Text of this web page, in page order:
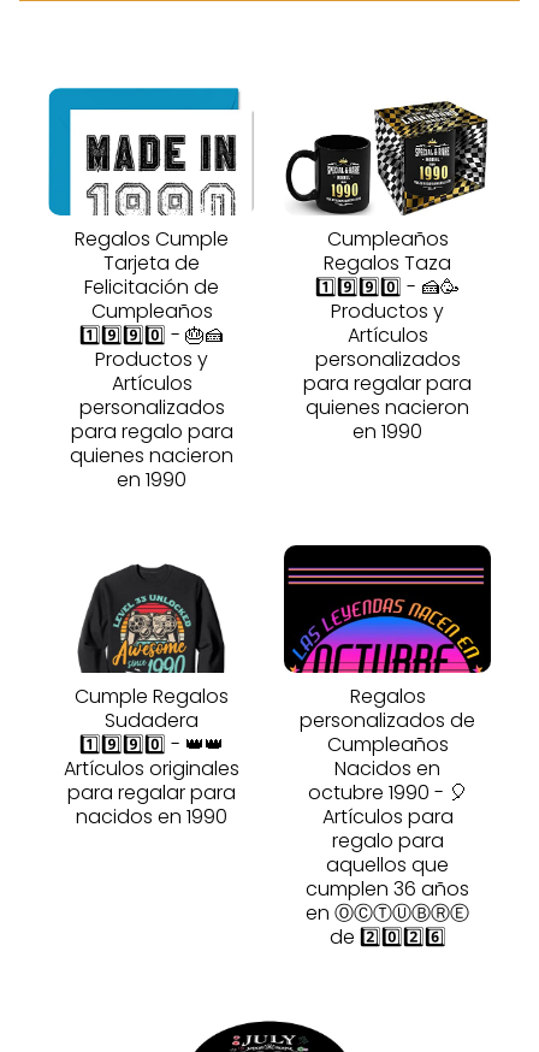
Regalos Cumple
Tarjeta de
Felicitación de
Cumpleaños
1️⃣9️⃣9️⃣0️⃣ - 🎂🍰
Productos y
Artículos
personalizados
para regalo para
quienes nacieron
en 1990
Cumpleaños
Regalos Taza
1️⃣9️⃣9️⃣0️⃣ - 🍰🥳
Productos y
Artículos
personalizados
para regalar para
quienes nacieron
en 1990
Cumple Regalos
Sudadera
1️⃣9️⃣9️⃣0️⃣ - 👑👑
Artículos originales
para regalar para
nacidos en 1990
Regalos
personalizados de
Cumpleaños
Nacidos en
octubre 1990 - 🎈
Artículos para
regalo para
aquellos que
cumplen 36 años
en ⓄⒸⓉⓊⒷⓇⒺ
de 2️⃣0️⃣2️⃣6️⃣